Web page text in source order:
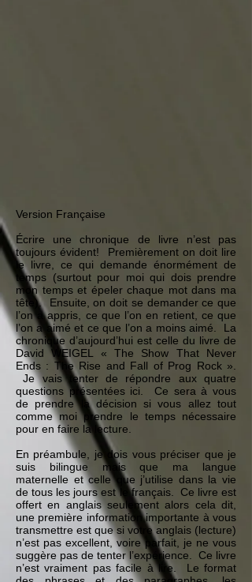
Version Française
Écrire une chronique de livre n’est pas
toujours évident! Premièrement on doit lire
le livre, ce qui demande énormément de
temps (surtout pour moi qui dois prendre
mon temps et épeler chaque mot dans ma
tête). Ensuite, on doit se demander ce que
l’on a appris, ce que l’on en retient, ce que
l’on a aimé et ce que l’on a moins aimé. La
chronique d’aujourd’hui est celle du livre de
David WEIGEL « The Show That Never
Ends : The Rise and Fall of Prog Rock ».
Je vais tenter de répondre aux quatre
questions présentées ici. Ce sera à vous
de prendre la décision si vous allez tout
comme moi prendre le temps nécessaire
pour en faire la lecture.
En préambule, je dois vous préciser que je
suis bilingue mais que ma langue
maternelle et celle que j’utilise dans la vie
de tous les jours est le français. Ce livre est
offert en anglais seulement alors cela dit,
une première information importante à vous
transmettre est que si votre anglais (lecture)
n’est pas excellent, voire parfait, je ne vous
suggère pas de tenter l’expérience. Ce livre
n’est vraiment pas facile à lire. Le format